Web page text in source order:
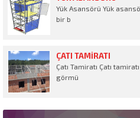
Yük Asansörü Yük
bir b
ÇATI TAMIRATI
Çatı Tamiratı Çatı
görmü